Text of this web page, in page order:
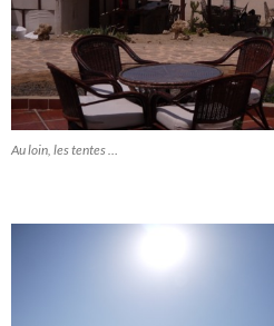
Au loin, les tentes …